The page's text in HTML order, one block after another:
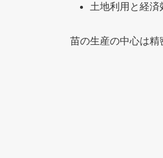
土地利用と経済
苗の生産の中心は精